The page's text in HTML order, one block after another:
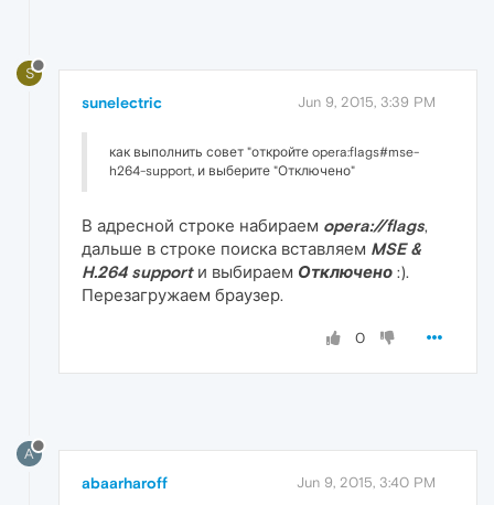
S
sunelectric Jun 9, 2015, 3:39 PM
как выполнить совет "откройте opera:flags#mse-
h264-support, и выберите "Отключено"
В адресной строке набираем opera://flags,
дальше в строке поиска вставляем MSE &
H.264 supportи выбираем Отключено :).
Перезагружаем браузер.
0
A
abaarharoff Jun 9, 2015, 3:40 PM